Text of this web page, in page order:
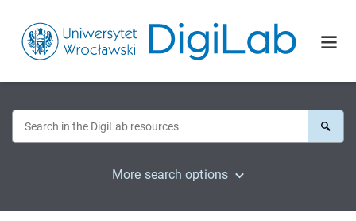
More search options